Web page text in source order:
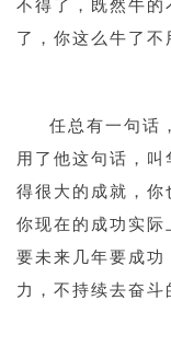
不得了，既然牛的
了，你这么牛了不
任总有一句话
用了他这句话，
得很大的成就，你
你现在的成功实际
要未来几年要成功
力，不持续去奋斗